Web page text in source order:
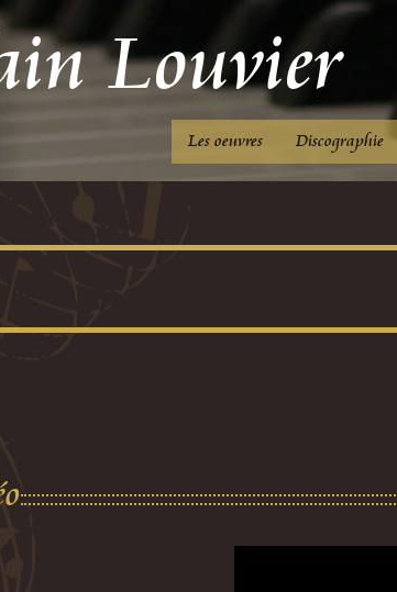
Louvier
Compositeur
Les oeuvres Discographie